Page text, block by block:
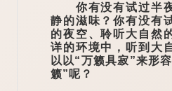
你有没有试过半夜
静的滋味？你有没有
的夜空、聆听大自然
详的环境中，听到大
以以“万籁具寂”来形
籁”呢？